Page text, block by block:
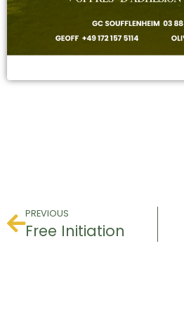
PREVIOUS
Free Initiation